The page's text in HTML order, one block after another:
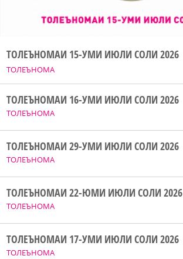
ТОЛЕЪНОМА
ТОЛЕЪНОМАИ 15-УМИ ИЮЛИ СОЛИ 2026
ТОЛЕЪНОМА
ТОЛЕЪНОМАИ 16-УМИ ИЮЛИ СОЛИ 2026
ТОЛЕЪНОМА
ТОЛЕЪНОМАИ 29-УМИ ИЮЛИ СОЛИ 2026
ТОЛЕЪНОМА
ТОЛЕЪНОМАИ 22-ЮМИ ИЮЛИ СОЛИ 2026
ТОЛЕЪНОМА
ТОЛЕЪНОМАИ 17-УМИ ИЮЛИ СОЛИ 2026